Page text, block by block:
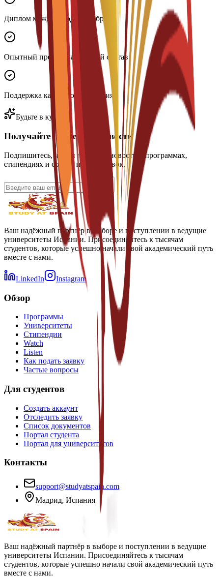
Диплом международного образца
Опытный преподавательский состав
Поддержка карьерного развития
Будьте в курсе
Получайте последние новости
Подпишитесь, чтобы получать новости о программах,
стипендиях и сроках подачи заявок.
Ваш надёжный партнёр в выборе и поступлении в ведущие
университеты Испании. Присоединяйтесь к тысячам
студентов, которые успешно начали свой академический путь
вместе с нами.
LinkedIn Instagram
Обзор
Программы
Университеты
Стипендии
Watch
Listen
Как подать заявку
Частые вопросы
Для студентов
Создать аккаунт
Отследить заявку
Список документов
Портал студента
Портал для университетов
Контакты
support@studyatspain.com
Мадрид, Испания
Ваш надёжный партнёр в выборе и поступлении в ведущие
университеты Испании. Присоединяйтесь к тысячам
студентов, которые успешно начали свой академический путь
вместе с нами.